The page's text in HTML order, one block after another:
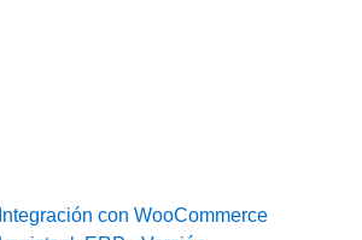
Integración con WooCommerce